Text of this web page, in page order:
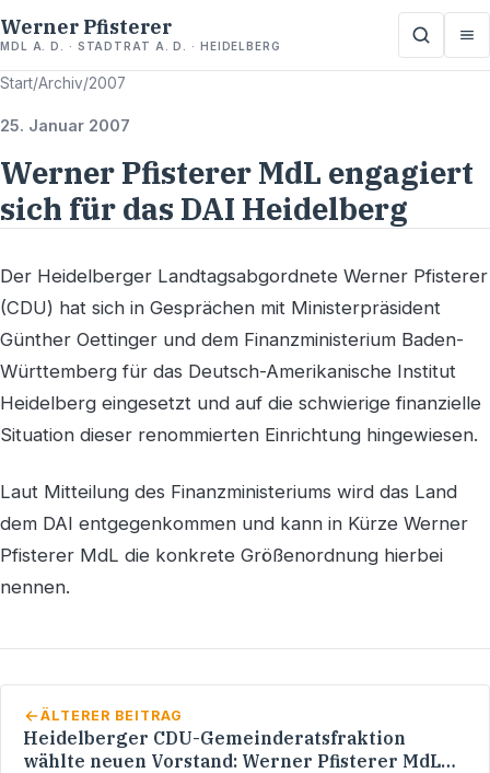
Werner Pfisterer
MDL A. D. · STADTRAT A. D. · HEIDELBERG
Start/Archiv/2007
25. Januar 2007
Werner Pfisterer MdL engagiert
sich für das DAI Heidelberg
Der Heidelberger Landtagsabgordnete Werner Pfisterer
(CDU) hat sich in Gesprächen mit Ministerpräsident
Günther Oettinger und dem Finanzministerium Baden-
Württemberg für das Deutsch-Amerikanische Institut
Heidelberg eingesetzt und auf die schwierige finanzielle
Situation dieser renommierten Einrichtung hingewiesen.
Laut Mitteilung des Finanzministeriums wird das Land
dem DAI entgegenkommen und kann in Kürze Werner
Pfisterer MdL die konkrete Größenordnung hierbei
nennen.
ÄLTERER BEITRAG
Heidelberger CDU-Gemeinderatsfraktion
wählte neuen Vorstand: Werner Pfisterer MdL